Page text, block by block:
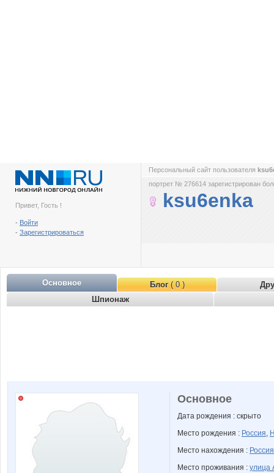
Привет, Гость !
- Войти
- Зарегистрироваться
Персональный сайт пользователя
портрет № 276614 зарегистрирован
ksu6enka
Основное Блог( 0 )
Шпионаж
Основное
Дата рождения : скрыто
Место рождения : Россия,
Место нахождения : Россия
Место проживания : улица